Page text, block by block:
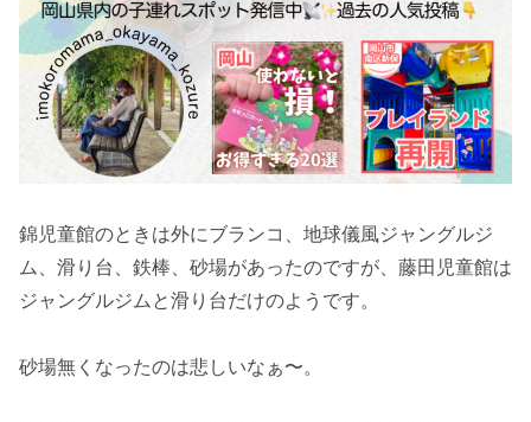
錦児童館のときは外にブランコ、地球儀風ジャングルジ
ム、滑り台、鉄棒、砂場があったのですが、藤田児童館は
ジャングルジムと滑り台だけのようです。
砂場無くなったのは悲しいなぁ〜。